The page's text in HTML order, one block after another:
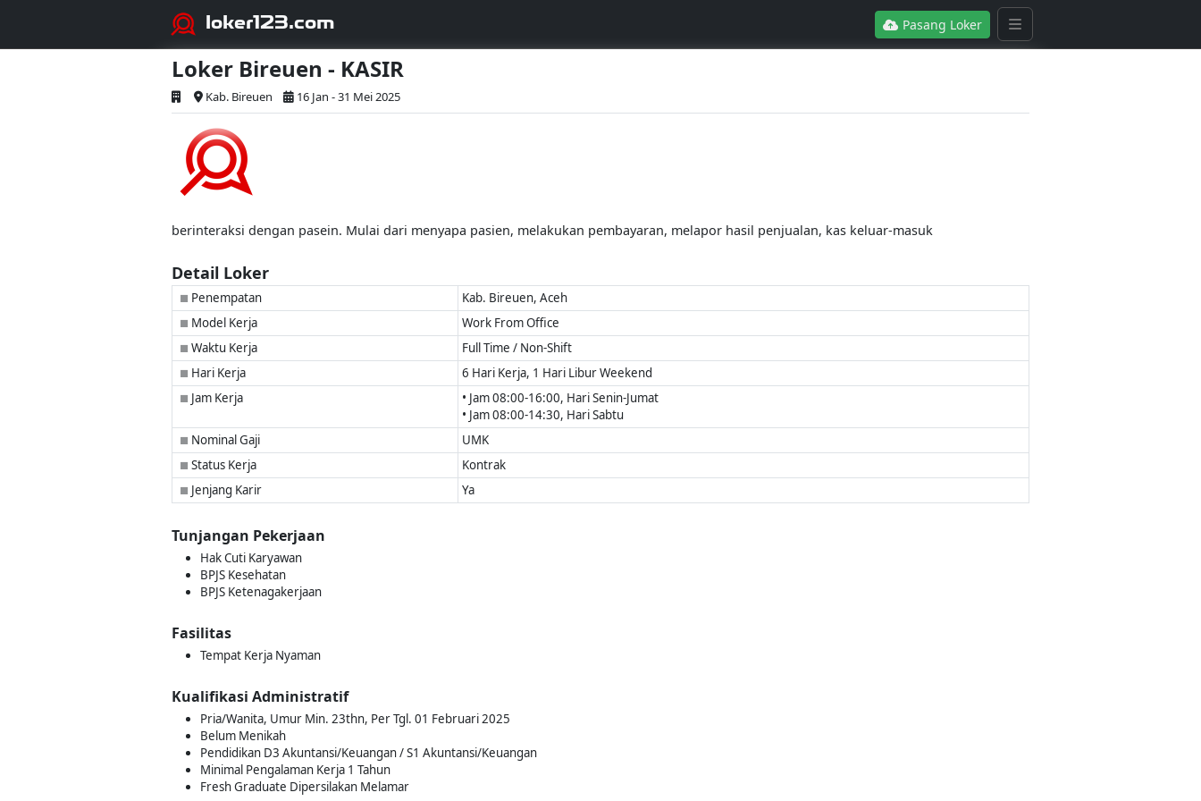
loker123.com Pasang Loker
Loker Bireuen - KASIR
Kab. Bireuen 16 Jan - 31 Mei 2025
berinteraksi dengan pasein. Mulai dari menyapa pasien, melakukan pembayaran, melapor hasil penjualan, kas keluar-masuk
Detail Loker
■ Penempatan Kab. Bireuen, Aceh
■ Model Kerja Work From Office
■ Waktu Kerja Full Time / Non-Shift
■ Hari Kerja 6 Hari Kerja, 1 Hari Libur Weekend
■ Jam Kerja
• Jam 08:00-16:00, Hari Senin-Jumat
• Jam 08:00-14:30, Hari Sabtu
■ Nominal Gaji UMK
■ Status Kerja Kontrak
■ Jenjang Karir Ya
Tunjangan Pekerjaan
Hak Cuti Karyawan
BPJS Kesehatan
BPJS Ketenagakerjaan
Fasilitas
Tempat Kerja Nyaman
Kualifikasi Administratif
Pria/Wanita, Umur Min. 23thn, Per Tgl. 01 Februari 2025
Belum Menikah
Pendidikan D3 Akuntansi/Keuangan / S1 Akuntansi/Keuangan
Minimal Pengalaman Kerja 1 Tahun
Fresh Graduate Dipersilakan Melamar